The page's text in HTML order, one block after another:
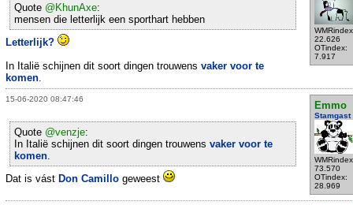
22.626
OTindex:
7.917
Quote @KhunAxe:
mensen die letterlijk een sporthart hebben
Letterlijk?
In Italië schijnen dit soort dingen trouwens vaker voor te
komen
15-06-2020 08:47:46
Emmo
Stamgast
73.570
OTindex:
28.969
Quote @venzje:
In Italië schijnen dit soort dingen trouwens vaker voor te
komen
Dat is vást Don Camillo geweest